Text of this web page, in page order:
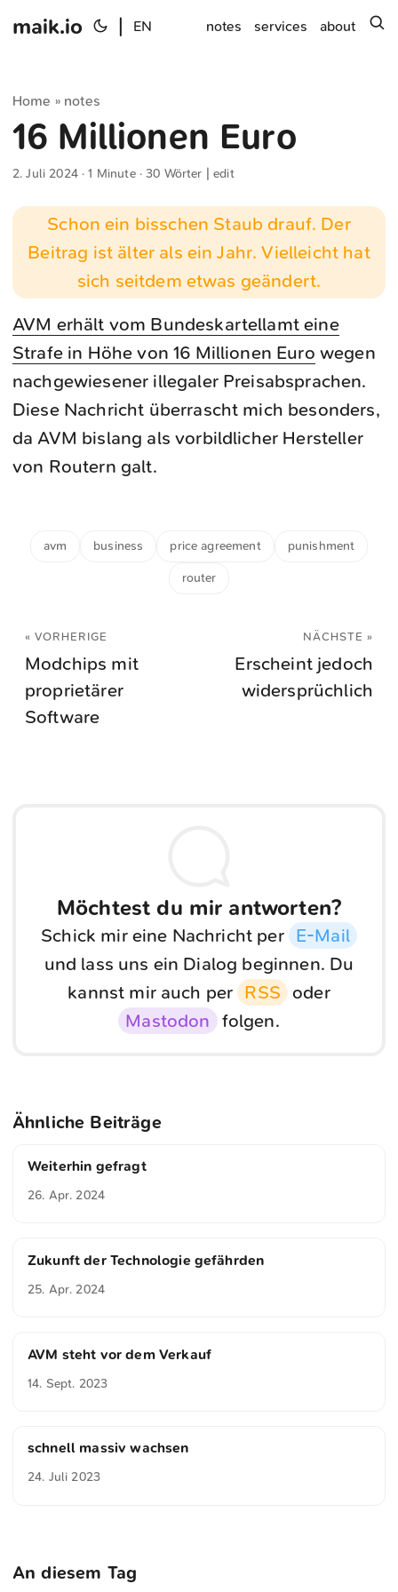
maik.io EN notes services about
Home » notes
16 Millionen Euro
2. Juli 2024· 1 Minute · 30 Wörter |edit
Schon ein bisschen Staub drauf. Der
Beitrag ist älter als ein Jahr. Vielleicht hat
sich seitdem etwas geändert.
AVM erhält vom Bundeskartellamt eine
Strafe in Höhe von 16 Millionen Euro wegen
nachgewiesener illegaler Preisabsprachen.
Diese Nachricht überrascht mich besonders,
da AVM bislang als vorbildlicher Hersteller
von Routern galt.
avm business price agreement punishment
router
« VORHERIGE
Modchips mit
proprietärer
Software
NÄCHSTE »
Erscheint jedoch
widersprüchlich
Möchtest du mir antworten?
Schick mir eine Nachricht per E-Mail
und lass uns ein Dialog beginnen. Du
kannst mir auch per RSS oder
Mastodon folgen.
Ähnliche Beiträge
Weiterhin gefragt
26. Apr. 2024
Zukunft der Technologie gefährden
25. Apr. 2024
AVM steht vor dem Verkauf
14. Sept. 2023
schnell massiv wachsen
24. Juli 2023
An diesem Tag